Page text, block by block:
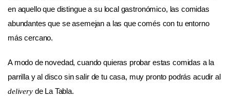
en aquello que distingue a su local gastronómico, las comidas
abundantes que se asemejan a las que comés con tu entorno
más cercano.
A modo de novedad, cuando quieras probar estas comidas a la
parrilla y al disco sin salir de tu casa, muy pronto podrás acudir al
deliveryde La Tabla.